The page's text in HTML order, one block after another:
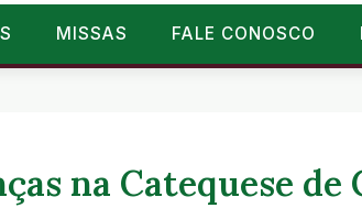
MISSAS FALE CONOSCO
na Catequese de